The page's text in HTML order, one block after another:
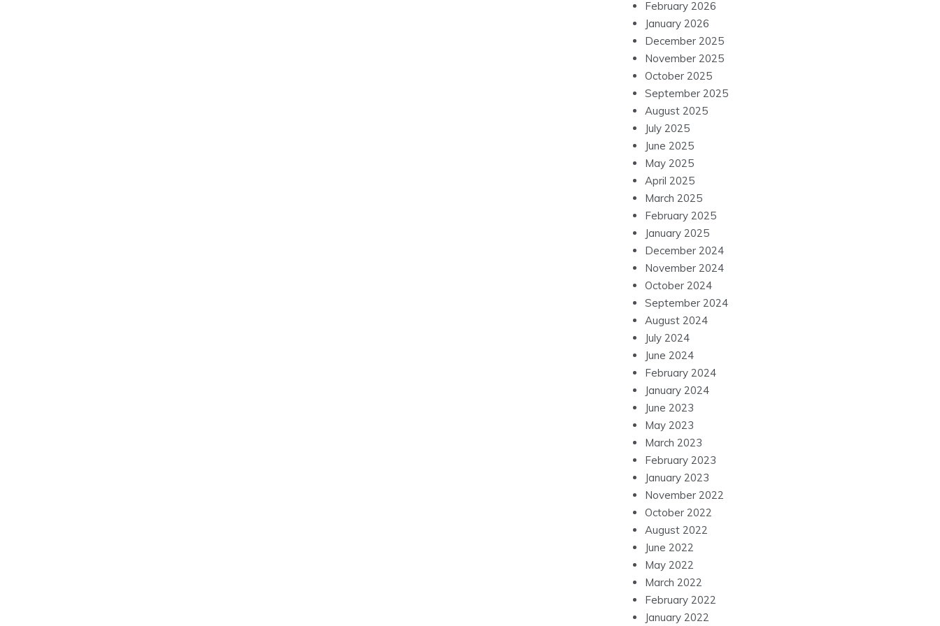
February 2026
January 2026
December 2025
November 2025
October 2025
September 2025
August 2025
July 2025
June 2025
May 2025
April 2025
March 2025
February 2025
January 2025
December 2024
November 2024
October 2024
September 2024
August 2024
July 2024
June 2024
February 2024
January 2024
June 2023
May 2023
March 2023
February 2023
January 2023
November 2022
October 2022
August 2022
June 2022
May 2022
March 2022
February 2022
January 2022